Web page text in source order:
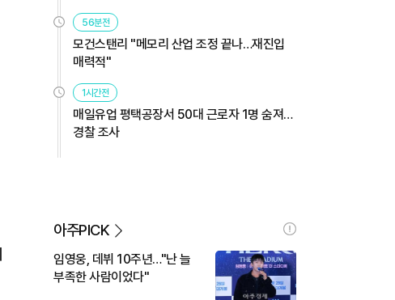
56분전
모건스탠리 "메모리 산업 조정 끝나…재진입
매력적"
1시간전
매일유업 평택공장서 50대 근로자 1명 숨져…
경찰 조사
아주PICK
임영웅, 데뷔 10주년…"난 늘
부족한 사람이었다"